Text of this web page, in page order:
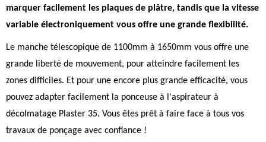
marquer facilement les plaques de plâtre, tandis que la vitesse
variable électroniquement vous offre une grande flexibilité.
Le manche télescopique de 1100mm à 1650mm vous offre une
grande liberté de mouvement, pour atteindre facilement les
zones difficiles. Et pour une encore plus grande efficacité, vous
pouvez adapter facilement la ponceuse à l'aspirateur à
décolmatage Plaster 35. Vous êtes prêt à faire face à tous vos
travaux de ponçage avec confiance !